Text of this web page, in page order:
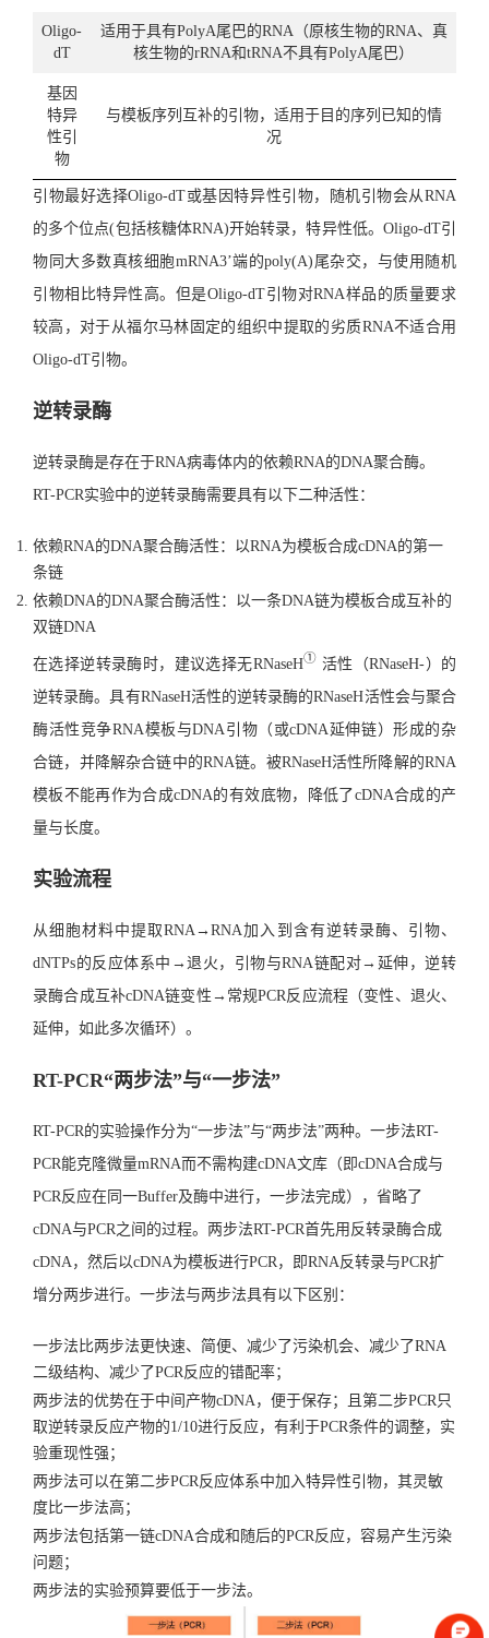
Oligo-
dT
适用于具有PolyA尾巴的RNA（原核生物的RNA、真
核生物的rRNA和tRNA不具有PolyA尾巴）
基因
特异
性引
物
与模板序列互补的引物，适用于目的序列已知的情
况
引物最好选择Oligo-dT或基因特异性引物，随机引物会从RNA
的多个位点(包括核糖体RNA)开始转录，特异性低。Oligo-dT引
物同大多数真核细胞mRNA3’端的poly(A)尾杂交，与使用随机
引物相比特异性高。但是Oligo-dT引物对RNA样品的质量要求
较高，对于从福尔马林固定的组织中提取的劣质RNA不适合用
Oligo-dT引物。
逆转录酶
逆转录酶是存在于RNA病毒体内的依赖RNA的DNA聚合酶。
RT-PCR实验中的逆转录酶需要具有以下二种活性：
依赖RNA的DNA聚合酶活性：以RNA为模板合成cDNA的第一
条链
依赖DNA的DNA聚合酶活性：以一条DNA链为模板合成互补的
双链DNA
在选择逆转录酶时，建议选择无RNaseH① 活性（RNaseH-）的
逆转录酶。具有RNaseH活性的逆转录酶的RNaseH活性会与聚合
酶活性竞争RNA模板与DNA引物（或cDNA延伸链）形成的杂
合链，并降解杂合链中的RNA链。被RNaseH活性所降解的RNA
模板不能再作为合成cDNA的有效底物，降低了cDNA合成的产
量与长度。
实验流程
从细胞材料中提取RNA→RNA加入到含有逆转录酶、引物、
dNTPs的反应体系中→退火，引物与RNA链配对→延伸，逆转
录酶合成互补cDNA链变性→ 常规PCR反应流程 （变性、退火、
延伸，如此多次循环）。
RT-PCR“两步法”与“一步法”
RT-PCR的实验操作分为“一步法”与“两步法”两种。一步法RT-
PCR能克隆微量mRNA而不需构建cDNA文库（即cDNA合成与
PCR反应在同一Buffer及酶中进行，一步法完成），省略了
cDNA与PCR之间的过程。两步法RT-PCR首先用反转录酶合成
cDNA，然后以cDNA为模板进行PCR，即RNA反转录与PCR扩
增分两步进行。一步法与两步法具有以下区别：
一步法比两步法更快速、简便、减少了污染机会、减少了RNA
二级结构、减少了PCR反应的错配率；
两步法的优势在于中间产物cDNA，便于保存；且第二步PCR只
取逆转录反应产物的1/10进行反应，有利于PCR条件的调整，实
验重现性强；
两步法可以在第二步PCR反应体系中加入特异性引物，其灵敏
度比一步法高；
两步法包括第一链cDNA合成和随后的PCR反应，容易产生污染
问题；
两步法的实验预算要低于一步法。